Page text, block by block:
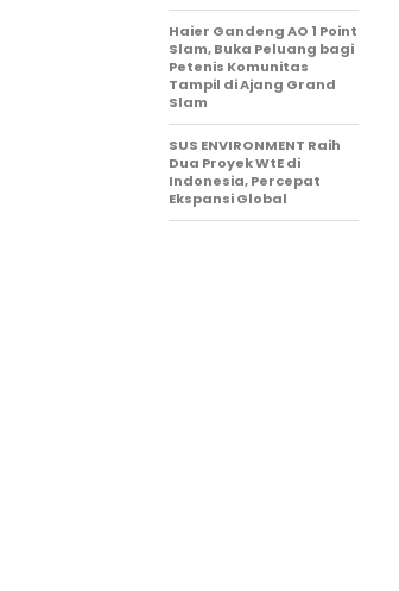
Haier Gandeng AO 1 Point
Slam, Buka Peluang bagi
Petenis Komunitas
Tampil di Ajang Grand
Slam
SUS ENVIRONMENT Raih
Dua Proyek WtE di
Indonesia, Percepat
Ekspansi Global